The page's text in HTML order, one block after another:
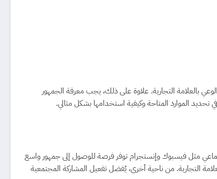
بالعلامة التجارية. علاوة على ذلك، يجب معرفة الجمهور
الموارد المتاحة وكيفية استخدامها بشكل مثالي.
مثل فيسبوك وإنستجرام توفر فرصة للوصول إلى جمهور واسع
التجارية. من ناحية أخرى، يُفضل تفعيل المشاركة المجتمعية